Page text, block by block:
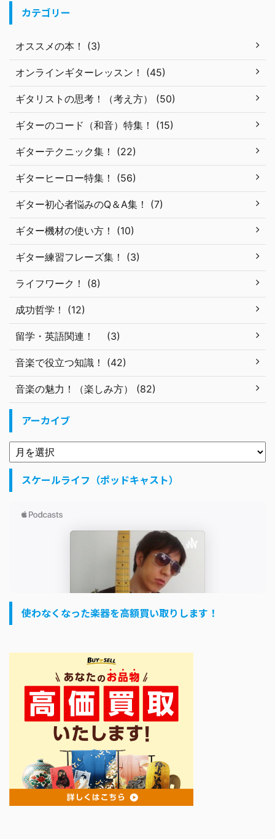
カテゴリー
オススメの本！ (3)
オンラインギターレッスン！ (45)
ギタリストの思考！（考え方） (50)
ギターのコード（和音）特集！ (15)
ギターテクニック集！ (22)
ギターヒーロー特集！ (56)
ギター初心者悩みのQ＆A集！ (7)
ギター機材の使い方！ (10)
ギター練習フレーズ集！ (3)
ライフワーク！ (8)
成功哲学！ (12)
留学・英語関連！ (3)
音楽で役立つ知識！ (42)
音楽の魅力！（楽しみ方） (82)
アーカイブ
スケールライフ（ポッドキャスト）
使わなくなった楽器を高額買い取りします！